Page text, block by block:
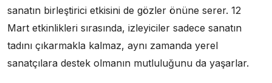
sanatın birleştirici etkisini de gözler önüne serer. 12
Mart etkinlikleri sırasında, izleyiciler sadece sanatın
tadını çıkarmakla kalmaz, aynı zamanda yerel
sanatçılara destek olmanın mutluluğunu da yaşarlar.